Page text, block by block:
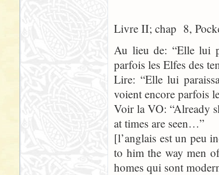
Livre II; chap 8,
Au lieu de: “Elle lui
parfois les Elfes des
Lire: “Elle lui
voient encore parfois
Voir la VO: “Already
at times are seen…”
[l’anglais est un peu
to him the way men
homes qui sont